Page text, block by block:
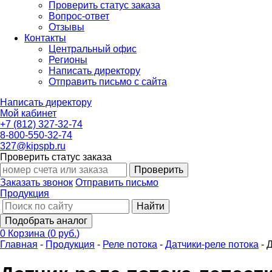
Проверить статус заказа
Вопрос-ответ
Отзывы
Контакты
Центральный офис
Регионы
Написать директору
Отправить письмо с сайта
Написать директору
Мой кабинет
+7 (812) 327-32-74
8-800-550-32-74
327@kipspb.ru
Проверить статус заказа
Проверить
Заказать звонок Отправить письмо
Продукция
Найти
Подобрать аналог
0 Корзина (0 руб.)
Главная - Продукция - Реле потока - Датчики-реле потока -